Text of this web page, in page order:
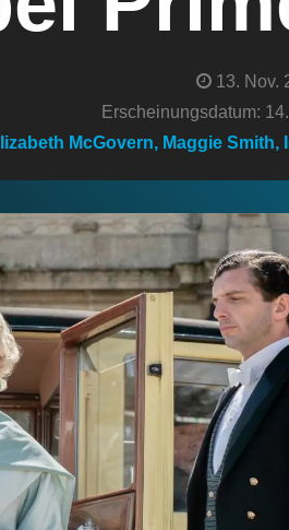
13. Nov.
Erscheinungsdatum:
McGovern, Maggie